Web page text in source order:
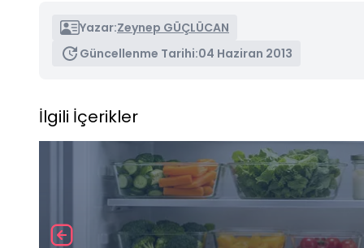
Yazar:Zeynep GÜÇLÜCAN
Güncellenme Tarihi:04 Haziran 2013
İlgili İçerikler